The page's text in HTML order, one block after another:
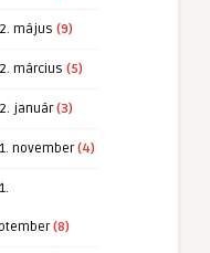
május (9)
március (5)
január(3)
november(4)
(8)